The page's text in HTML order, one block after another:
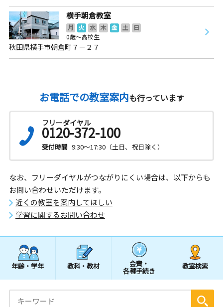
横手朝倉教室
月 火 水 木 金 土
日
0歳～高校生
秋田県横手市朝倉町７－２７
お電話での教室案内も行っています
フリーダイヤル
0120-372-100
受付時間 9:30～17:30（土日、祝日除く）
なお、フリーダイヤルがつながりにくい場合は、以下からも
お問い合わせいただけます。
近くの教室を案内してほしい
学習に関するお問い合わせ
年齢・学年 教科・教材 会費・
各種手続き
教室検索